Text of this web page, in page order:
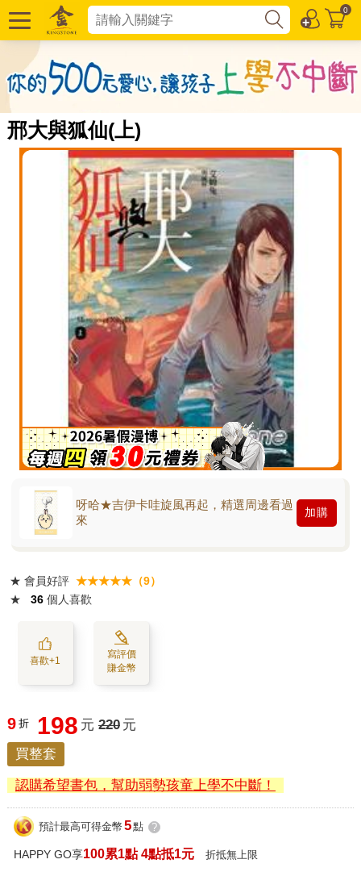
0
邢大與狐仙(上)
呀哈★吉伊卡哇旋風再起，精選周邊看過
來
加購
★ 會員好評 ★★★★★（9）
★
36 個人喜歡
喜歡+1
寫評價
賺金幣
9 折 198 元 220 元
買整套
認購希望書包，幫助弱勢孩童上學不中斷！
預計最高可得金幣 5點 ?
HAPPY GO享100累1點 4點抵1元 折抵無上限